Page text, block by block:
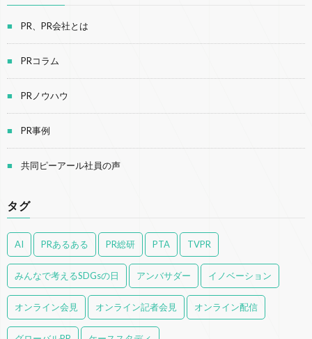
PR、PR会社とは
PRコラム
PRノウハウ
PR事例
共同ピーアール社員の声
タグ
AI PRあるある PR総研 PTA TVPR
みんなで考えるSDGsの日 アンバサダー イノベーション
オンライン会見 オンライン記者会見 オンライン配信